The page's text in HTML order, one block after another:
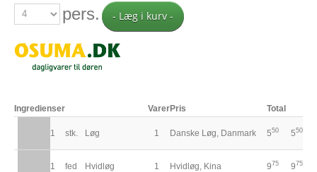
pers. - Læg i kurv -
Ingredienser VarerPris Total
1 stk. Løg 1 Danske Løg, Danmark 550 550
1 fed Hvidløg 1 Hvidløg, Kina 975 975